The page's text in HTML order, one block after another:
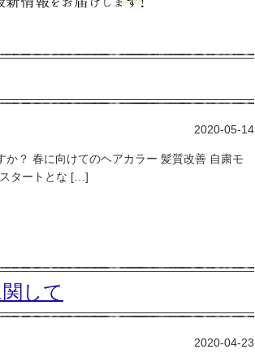
2020-05-14
？ 春に向けてのヘアカラー 髪質改善 自粛モ
タートとな […]
して
2020-04-23